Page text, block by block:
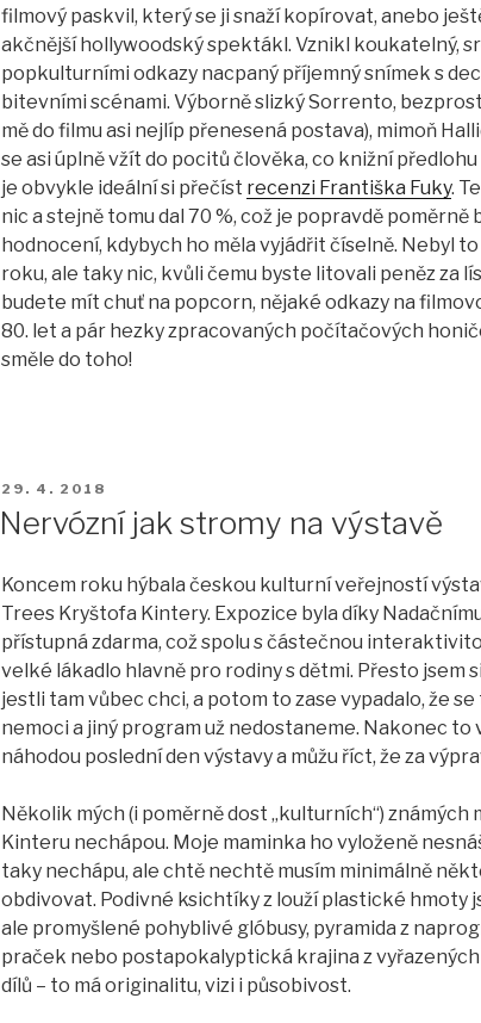
filmový paskvil, který se ji snaží kopírovat, anebo
akčnější hollywoodský spektákl. Vznikl koukatelný,
popkulturními odkazy nacpaný příjemný snímek s
bitevními scénami. Výborně slizký Sorrento,
mě do filmu asi nejlíp přenesená postava), mimoň
se asi úplně vžít do pocitů člověka, co knižní předlohu
je obvykle ideální si přečíst recenzi Františka Fuky.
nic a stejně tomu dal 70 %, což je popravdě poměrně
hodnocení, kdybych ho měla vyjádřit číselně. Nebyl
roku, ale taky nic, kvůli čemu byste litovali peněz za
budete mít chuť na popcorn, nějaké odkazy na
80. let a pár hezky zpracovaných počítačových
směle do toho!
PUBLIKOVÁNO
29. 4. 2018
Nervózní jak stromy na výstavě
Koncem roku hýbala českou kulturní veřejností
Trees Kryštofa Kintery. Expozice byla díky
přístupná zdarma, což spolu s částečnou
velké lákadlo hlavně pro rodiny s dětmi. Přesto jsem
jestli tam vůbec chci, a potom to zase vypadalo, že
nemoci a jiný program už nedostaneme. Nakonec to
náhodou poslední den výstavy a můžu říct, že za
Několik mých (i poměrně dost „kulturních“) známých
Kinteru nechápou. Moje maminka ho vyloženě
taky nechápu, ale chtě nechtě musím minimálně
obdivovat. Podivné ksichtíky z louží plastické hmoty
ale promyšlené pohyblivé glóbusy, pyramida z
praček nebo postapokalyptická krajina z
dílů – to má originalitu, vizi i působivost.